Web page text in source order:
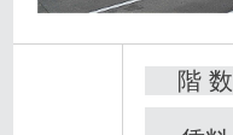
階 数